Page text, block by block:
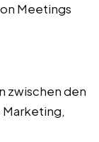
Meetings
zwischen den